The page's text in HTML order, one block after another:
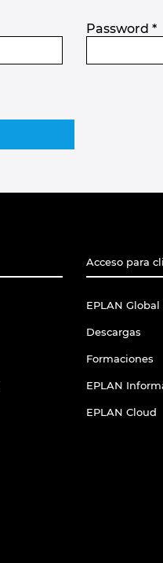
Password *
Acceso para
EPLAN
Descargas
Formaciones
EPLAN
EPLAN Cloud